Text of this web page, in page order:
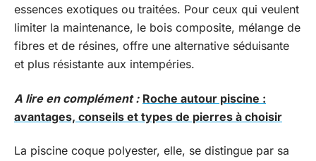
essences exotiques ou traitées. Pour ceux qui veulent
limiter la maintenance, le bois composite, mélange de
fibres et de résines, offre une alternative séduisante
et plus résistante aux intempéries.
A lire en complément : Roche autour piscine :
avantages, conseils et types de pierres à choisir
La piscine coque polyester, elle, se distingue par sa